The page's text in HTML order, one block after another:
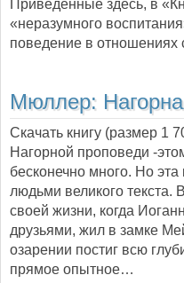
Приведенные здесь, в
«неразумного
поведение в отношениях
Мюллер:
Скачать книгу (размер 1
Нагорной проповеди -
бесконечно много. Но
людьми великого
своей жизни, когда
друзьями, жил в замке
озарении постиг всю
прямое опытное…